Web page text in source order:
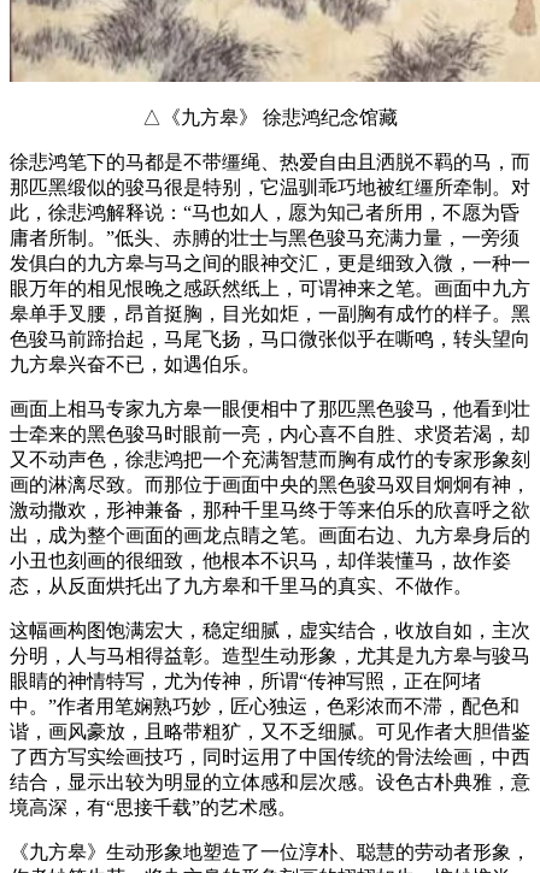
△《九方皋》 徐悲鸿纪念馆藏
徐悲鸿笔下的马都是不带缰绳、热爱自由且洒脱不羁的马，而
那匹黑缎似的骏马很是特别，它温驯乖巧地被红缰所牵制。对
此，徐悲鸿解释说：“马也如人，愿为知己者所用，不愿为昏
庸者所制。”低头、赤膊的壮士与黑色骏马充满力量，一旁须
发俱白的九方皋与马之间的眼神交汇，更是细致入微，一种一
眼万年的相见恨晚之感跃然纸上，可谓神来之笔。画面中九方
皋单手叉腰，昂首挺胸，目光如炬，一副胸有成竹的样子。黑
色骏马前蹄抬起，马尾飞扬，马口微张似乎在嘶鸣，转头望向
九方皋兴奋不已，如遇伯乐。
画面上相马专家九方皋一眼便相中了那匹黑色骏马，他看到壮
士牵来的黑色骏马时眼前一亮，内心喜不自胜、求贤若渴，却
又不动声色，徐悲鸿把一个充满智慧而胸有成竹的专家形象刻
画的淋漓尽致。而那位于画面中央的黑色骏马双目炯炯有神，
激动撒欢，形神兼备，那种千里马终于等来伯乐的欣喜呼之欲
出，成为整个画面的画龙点睛之笔。画面右边、九方皋身后的
小丑也刻画的很细致，他根本不识马，却佯装懂马，故作姿
态，从反面烘托出了九方皋和千里马的真实、不做作。
这幅画构图饱满宏大，稳定细腻，虚实结合，收放自如，主次
分明，人与马相得益彰。造型生动形象，尤其是九方皋与骏马
眼睛的神情特写，尤为传神，所谓“传神写照，正在阿堵
中。”作者用笔娴熟巧妙，匠心独运，色彩浓而不滞，配色和
谐，画风豪放，且略带粗犷，又不乏细腻。可见作者大胆借鉴
了西方写实绘画技巧，同时运用了中国传统的骨法绘画，中西
结合，显示出较为明显的立体感和层次感。设色古朴典雅，意
境高深，有“思接千载”的艺术感。
《九方皋》生动形象地塑造了一位淳朴、聪慧的劳动者形象，